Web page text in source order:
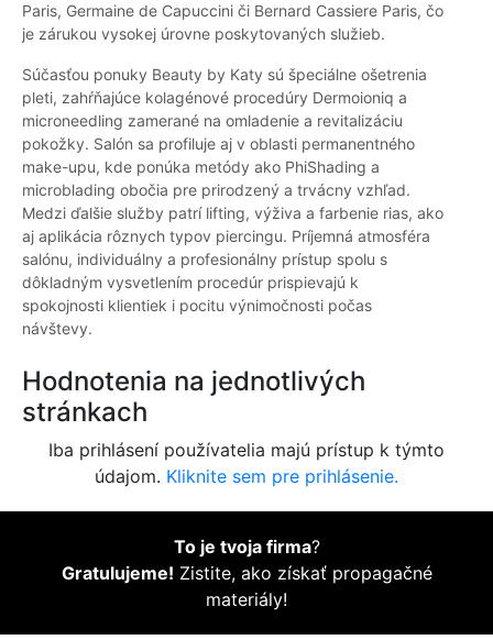
Paris, Germaine de Capuccini či Bernard Cassiere Paris, čo
je zárukou vysokej úrovne poskytovaných služieb.
Súčasťou ponuky Beauty by Katy sú špeciálne ošetrenia
pleti, zahŕňajúce kolagénové procedúry Dermoioniq a
microneedling zamerané na omladenie a revitalizáciu
pokožky. Salón sa profiluje aj v oblasti permanentného
make-upu, kde ponúka metódy ako PhiShading a
microblading obočia pre prirodzený a trvácny vzhľad.
Medzi ďalšie služby patrí lifting, výživa a farbenie rias, ako
aj aplikácia rôznych typov piercingu. Príjemná atmosféra
salónu, individuálny a profesionálny prístup spolu s
dôkladným vysvetlením procedúr prispievajú k
spokojnosti klientiek i pocitu výnimočnosti počas
návštevy.
Hodnotenia na jednotlivých
stránkach
Iba prihlásení používatelia majú prístup k týmto
údajom. Kliknite sem pre prihlásenie.
To je tvoja firma?
Gratulujeme! Zistite, ako získať propagačné
materiály!